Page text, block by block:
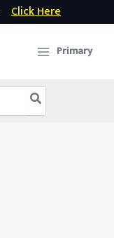
Click Here
Primary